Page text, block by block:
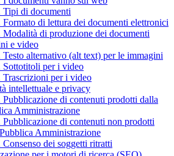
Tipi di documenti
Formato di lettura dei documenti elettronici
Modalità di produzione dei documenti
e video
Testo alternativo (alt text) per le immagini
Sottotitoli per i video
Trascrizioni per i video
intellettuale e privacy
Pubblicazione di contenuti prodotti dalla
Amministrazione
Pubblicazione di contenuti non prodotti
Amministrazione
Consenso dei soggetti ritratti